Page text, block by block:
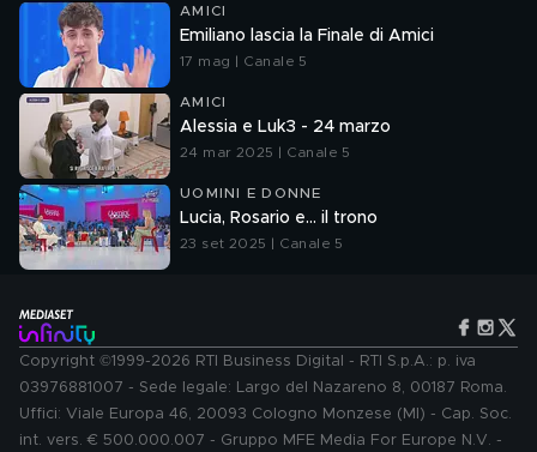
AMICI
Emiliano lascia la Finale di Amici
17 mag | Canale 5
AMICI
Alessia e Luk3 - 24 marzo
24 mar 2025 | Canale 5
UOMINI E DONNE
Lucia, Rosario e... il trono
23 set 2025 | Canale 5
Copyright ©1999-2026 RTI Business Digital - RTI S.p.A.: p. iva
03976881007 - Sede legale: Largo del Nazareno 8, 00187 Roma.
Uffici: Viale Europa 46, 20093 Cologno Monzese (MI) - Cap. Soc.
int. vers. € 500.000.007 - Gruppo MFE Media For Europe N.V. -